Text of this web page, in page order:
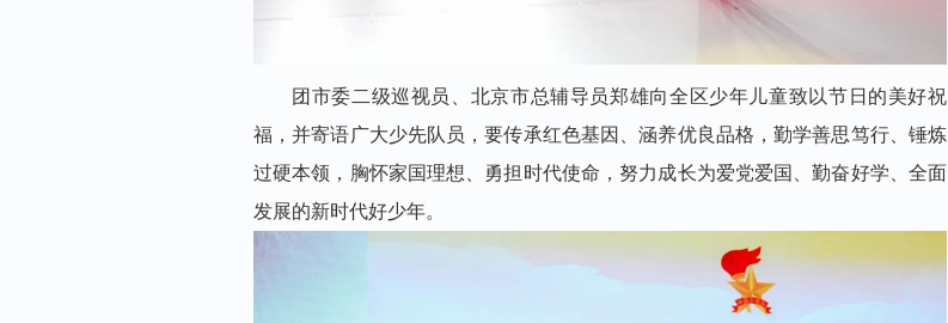
团市委二级巡视员、北京市总辅导员郑雄向全区少年儿童致以节日的美好祝
福，并寄语广大少先队员，要传承红色基因、涵养优良品格，勤学善思笃行、锤炼
过硬本领，胸怀家国理想、勇担时代使命，努力成长为爱党爱国、勤奋好学、全面
发展的新时代好少年。